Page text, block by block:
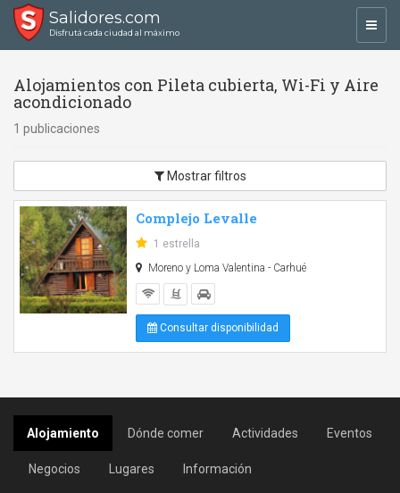
Salidores.com
Disfrutá cada ciudad al máximo
Alojamientos con Pileta cubierta, Wi-Fi y Aire
acondicionado
1 publicaciones
Mostrar filtros
Complejo Levalle
1 estrella
Moreno y Loma Valentina - Carhué
Consultar disponibilidad
Alojamiento Dónde comer Actividades Eventos
Negocios Lugares Información